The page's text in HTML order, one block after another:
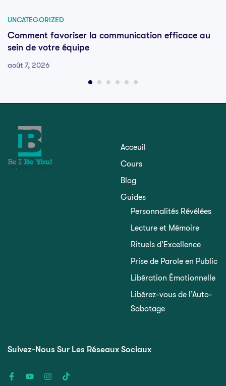
UNCATEGORIZED
Comment favoriser la communication efficace au
sein de votre équipe
août 7, 2026
Acceuil
Cours
Blog
Guides
Personnalités Révélées
Lecture et Mémoire
Rituels d’Excellence
Prise de Parole en Public
Libération Émotionnelle
Libérez-vous de l’Auto-
Sabotage
Suivez-Nous Sur Les Réseaux Sociaux